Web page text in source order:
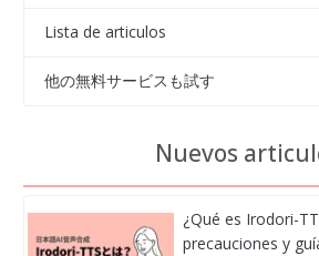
Lista de articulos
他の無料サービスも試す
Nuevos
¿Qué es Irodori-
precauciones y